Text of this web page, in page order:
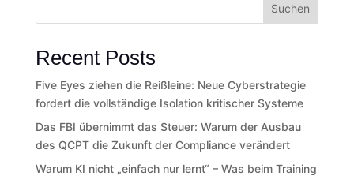
Suchen
Recent Posts
Five Eyes ziehen die Reißleine: Neue Cyberstrategie
fordert die vollständige Isolation kritischer Systeme
Das FBI übernimmt das Steuer: Warum der Ausbau
des QCPT die Zukunft der Compliance verändert
Warum KI nicht „einfach nur lernt“ – Was beim Training